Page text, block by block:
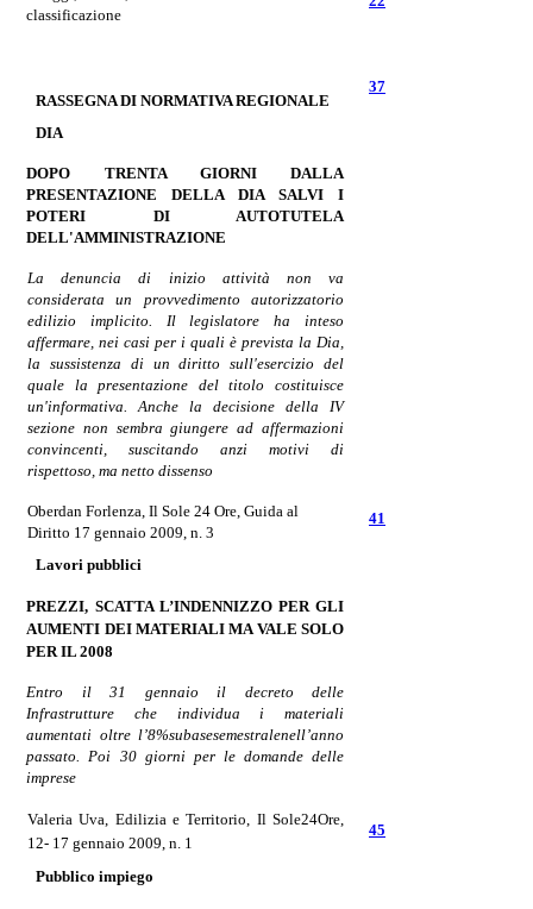
classificazione
RASSEGNADI NORMATIVA REGIONALE
37
DIA
DOPO TRENTA GIORNI DALLA
PRESENTAZIONE DELLA DIA SALVI I
POTERI DI AUTOTUTELA
DELL'AMMINISTRAZIONE
La denuncia di inizio attività non va
considerata un provvedimento autorizzatorio
edilizio implicito. Il legislatore ha inteso
affermare, nei casi per i quali è prevista la Dia,
la sussistenza di un diritto sull'esercizio del
quale la presentazione del titolo costituisce
un'informativa. Anche la decisione della IV
sezione non sembra giungere ad affermazioni
convincenti, suscitando anzi motivi di
rispettoso, ma netto dissenso
Oberdan Forlenza,Il Sole 24 Ore, Guida al
Diritto 17 gennaio 2009, n. 3
41
Lavori pubblici
PREZZI, SCATTA L’INDENNIZZO PER GLI
AUMENTI DEIMATERIALI MAVALE SOLO
PER IL 2008
Entro il 31 gennaio il decreto delle
Infrastrutture che individua i materiali
aumentati oltre l’8%subasesemestralenell’anno
passato. Poi 30 giorni per le domande delle
imprese
Valeria Uva , Edilizia e Territorio, Il Sole24Ore,
12- 17 gennaio 2009, n. 1
45
Pubblico impiego